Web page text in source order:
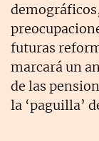
futuras
marcará un
de las
la ‘paguilla’